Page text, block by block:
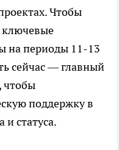
Чтобы
ключевые
на периоды 11-13
сейчас — главный
чтобы
поддержку в
статуса.